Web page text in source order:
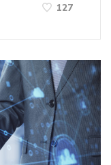
127